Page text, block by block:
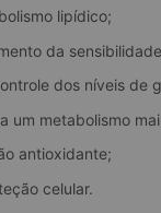
lipídico;
da
dos níveis de
um metabolismo
antioxidante;
celular.